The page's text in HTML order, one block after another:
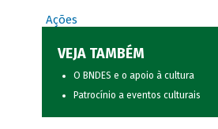
Ações
VEJA TAMBÉM
O BNDES e o apoio à cultura
Patrocínio a eventos culturais